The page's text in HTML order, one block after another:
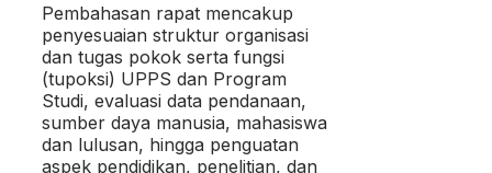
Pembahasan rapat mencakup
penyesuaian struktur organisasi
dan tugas pokok serta fungsi
(tupoksi) UPPS dan Program
Studi, evaluasi data pendanaan,
sumber daya manusia, mahasiswa
dan lulusan, hingga penguatan
aspek pendidikan, penelitian, dan